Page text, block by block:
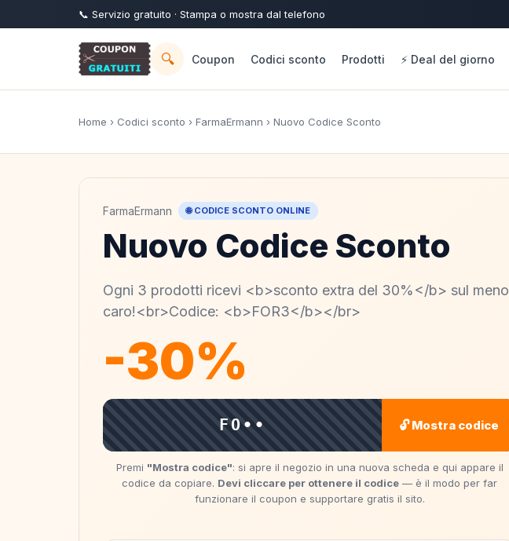
📞 Servizio gratuito · Stampa o mostra dal telefono
🔍 Coupon Codici sconto Prodotti ⚡ Deal del giorno
Home › Codici sconto › FarmaErmann › Nuovo Codice Sconto
FarmaErmann 🌐 CODICE SCONTO ONLINE
Nuovo Codice Sconto
Ogni 3 prodotti ricevi <b>sconto extra del 30%</b> sul meno
caro!<br>Codice: <b>FOR3</b></br>
-30%
FO•• 🔓 Mostra codice
Premi "Mostra codice": si apre il negozio in una nuova scheda e qui appare il
codice da copiare. Devi cliccare per ottenere il codice — è il modo per far
funzionare il coupon e supportare gratis il sito.